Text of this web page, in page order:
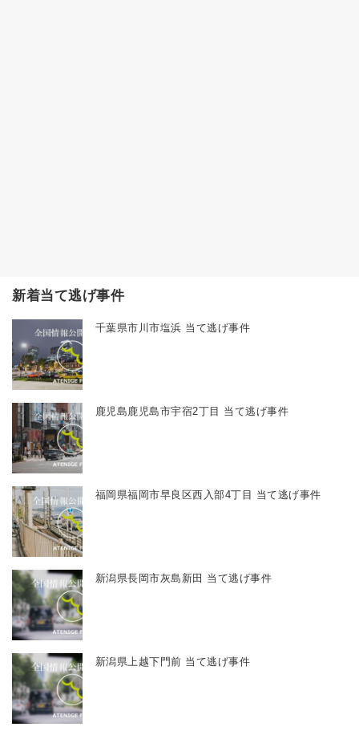
新着当て逃げ事件
千葉県市川市塩浜 当て逃げ事件
鹿児島鹿児島市宇宿2丁目 当て逃げ事件
福岡県福岡市早良区西入部4丁目 当て逃げ事件
新潟県長岡市灰島新田 当て逃げ事件
新潟県上越下門前 当て逃げ事件